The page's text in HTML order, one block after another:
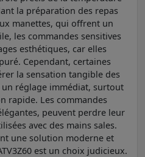
la préparation des repas
manettes, qui offrent un
les commandes sensitives
esthétiques, car elles
Cependant, certaines
la sensation tangible des
réglage immédiat, surtout
rapide. Les commandes
peuvent perdre leur
avec des mains sales.
une solution moderne et
est un choix judicieux.